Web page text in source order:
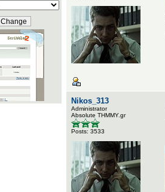
Nikos_313
Administrator
Αbsolute ΤΗΜΜΥ.gr
Posts: 3533